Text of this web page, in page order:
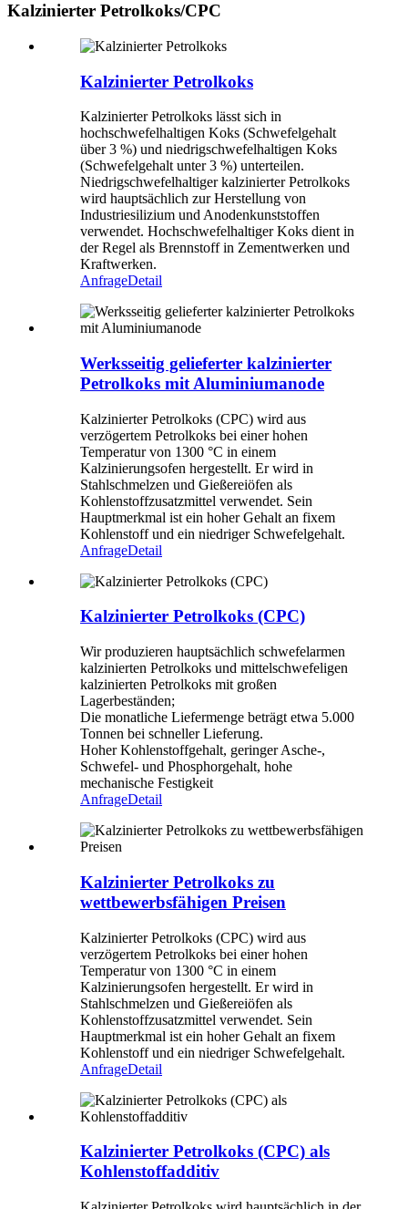
Kalzinierter Petrolkoks/CPC
Kalzinierter Petrolkoks
Kalzinierter Petrolkoks lässt sich in
hochschwefelhaltigen Koks (Schwefelgehalt
über 3 %) und niedrigschwefelhaltigen Koks
(Schwefelgehalt unter 3 %) unterteilen.
Niedrigschwefelhaltiger kalzinierter Petrolkoks
wird hauptsächlich zur Herstellung von
Industriesilizium und Anodenkunststoffen
verwendet. Hochschwefelhaltiger Koks dient in
der Regel als Brennstoff in Zementwerken und
Kraftwerken.
AnfrageDetail
Werksseitig gelieferter kalzinierter
Petrolkoks mit Aluminiumanode
Kalzinierter Petrolkoks (CPC) wird aus
verzögertem Petrolkoks bei einer hohen
Temperatur von 1300 °C in einem
Kalzinierungsofen hergestellt. Er wird in
Stahlschmelzen und Gießereiöfen als
Kohlenstoffzusatzmittel verwendet. Sein
Hauptmerkmal ist ein hoher Gehalt an fixem
Kohlenstoff und ein niedriger Schwefelgehalt.
AnfrageDetail
Kalzinierter Petrolkoks (CPC)
Wir produzieren hauptsächlich schwefelarmen
kalzinierten Petrolkoks und mittelschwefeligen
kalzinierten Petrolkoks mit großen
Lagerbeständen;
Die monatliche Liefermenge beträgt etwa 5.000
Tonnen bei schneller Lieferung.
Hoher Kohlenstoffgehalt, geringer Asche-,
Schwefel- und Phosphorgehalt, hohe
mechanische Festigkeit
AnfrageDetail
Kalzinierter Petrolkoks zu
wettbewerbsfähigen Preisen
Kalzinierter Petrolkoks (CPC) wird aus
verzögertem Petrolkoks bei einer hohen
Temperatur von 1300 °C in einem
Kalzinierungsofen hergestellt. Er wird in
Stahlschmelzen und Gießereiöfen als
Kohlenstoffzusatzmittel verwendet. Sein
Hauptmerkmal ist ein hoher Gehalt an fixem
Kohlenstoff und ein niedriger Schwefelgehalt.
AnfrageDetail
Kalzinierter Petrolkoks (CPC) als
Kohlenstoffadditiv